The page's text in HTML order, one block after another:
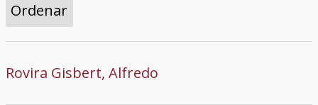
Ordenar
Rovira Gisbert, Alfredo